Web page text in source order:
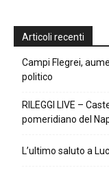
Articoli recenti
Campi Flegrei,
politico
RILEGGI LIVE –
pomeridiano del
L’ultimo saluto a